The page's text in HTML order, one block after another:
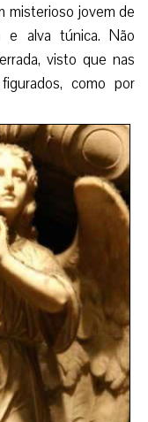
misterioso jovem de
e alva túnica. Não
visto que nas
como por